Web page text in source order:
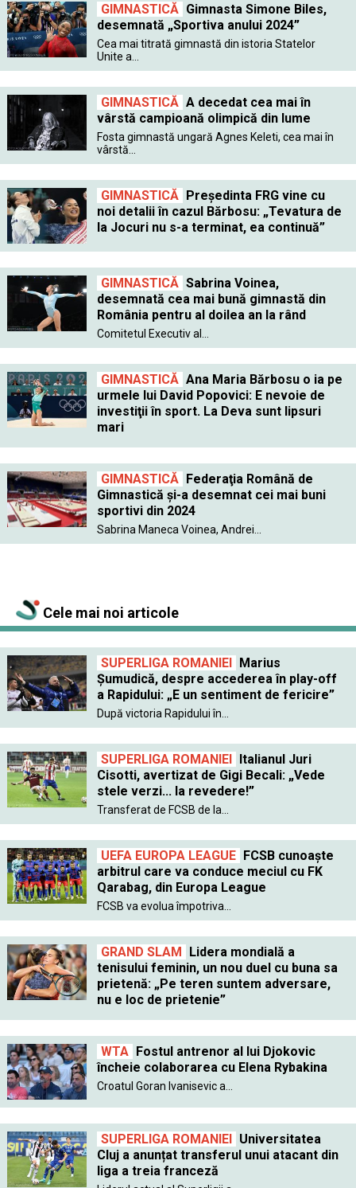
GIMNASTICĂ Gimnasta Simone Biles,
desemnată „Sportiva anului 2024”
Cea mai titrată gimnastă din istoria Statelor
Unite a...
GIMNASTICĂ A decedat cea mai în
vârstă campioană olimpică din lume
Fosta gimnastă ungară Agnes Keleti, cea mai în
vârstă...
GIMNASTICĂ Președinta FRG vine cu
noi detalii în cazul Bărbosu: „Tevatura de
la Jocuri nu s-a terminat, ea continuă”
GIMNASTICĂ Sabrina Voinea,
desemnată cea mai bună gimnastă din
România pentru al doilea an la rând
Comitetul Executiv al...
GIMNASTICĂ Ana Maria Bărbosu o ia pe
urmele lui David Popovici: E nevoie de
investiţii în sport. La Deva sunt lipsuri
mari
GIMNASTICĂ Federaţia Română de
Gimnastică şi-a desemnat cei mai buni
sportivi din 2024
Sabrina Maneca Voinea, Andrei...
Cele mai noi articole
SUPERLIGA ROMANIEI Marius
Șumudică, despre accederea în play-off
a Rapidului: „E un sentiment de fericire”
După victoria Rapidului în...
SUPERLIGA ROMANIEI Italianul Juri
Cisotti, avertizat de Gigi Becali: „Vede
stele verzi... la revedere!”
Transferat de FCSB de la...
UEFA EUROPA LEAGUE FCSB cunoaște
arbitrul care va conduce meciul cu FK
Qarabag, din Europa League
FCSB va evolua împotriva...
GRAND SLAM Lidera mondială a
tenisului feminin, un nou duel cu buna sa
prietenă: „Pe teren suntem adversare,
nu e loc de prietenie”
WTA Fostul antrenor al lui Djokovic
încheie colaborarea cu Elena Rybakina
Croatul Goran Ivanisevic a...
SUPERLIGA ROMANIEI Universitatea
Cluj a anunțat transferul unui atacant din
liga a treia franceză